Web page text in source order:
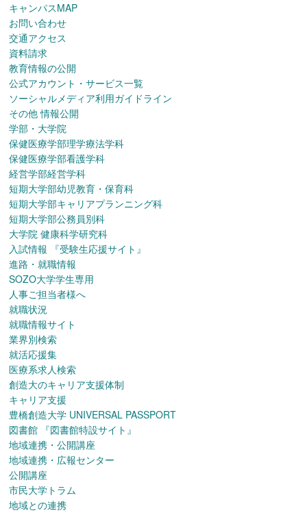
キャンパスMAP
お問い合わせ
交通アクセス
資料請求
教育情報の公開
公式アカウント・サービス一覧
ソーシャルメディア利用ガイドライン
その他 情報公開
学部・大学院
保健医療学部理学療法学科
保健医療学部看護学科
経営学部経営学科
短期大学部幼児教育・保育科
短期大学部キャリアプランニング科
短期大学部公務員別科
大学院 健康科学研究科
入試情報
『受験生応援サイト』
進路・就職情報
SOZO大学学生専用
人事ご担当者様へ
就職状況
就職情報サイト
業界別検索
就活応援集
医療系求人検索
創造大のキャリア支援体制
キャリア支援
豊橋創造大学 UNIVERSAL PASSPORT
図書館 『図書館特設サイト』
地域連携・公開講座
地域連携・広報センター
公開講座
市民大学トラム
地域との連携